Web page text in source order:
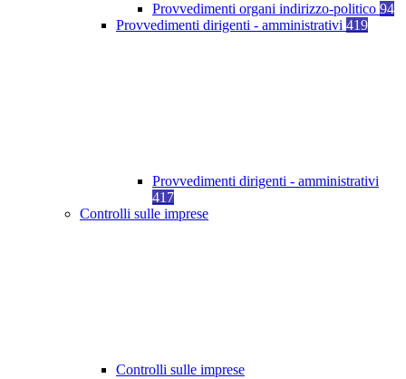
Provvedimenti organi indirizzo-politico 94
Provvedimenti dirigenti - amministrativi 419
Provvedimenti dirigenti - amministrativi
417
Controlli sulle imprese
Controlli sulle imprese